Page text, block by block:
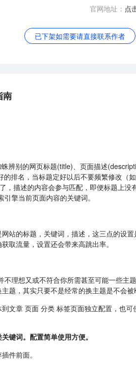
官网地址： 点
已下架如需要请直接联系作者
南
辨别的网页标题(title)、页面描述
排名，当标题定好以后不要频繁修改（
描述的内容会参与匹配，即便标题上
擎当前页面内容的关键词。
站的标题，关键词，描述，这三点的设
取流量，设置还会带来高跳出率。
理想又或不符合你所需甚至可能一些
题，其实只要不是经常的换主题是不会
文章 页面 分类 标签页面独立配置，也
键词。配置简单使用方便。
件前面。